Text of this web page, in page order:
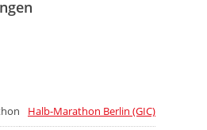
Halb-Marathon Berlin (GIC)